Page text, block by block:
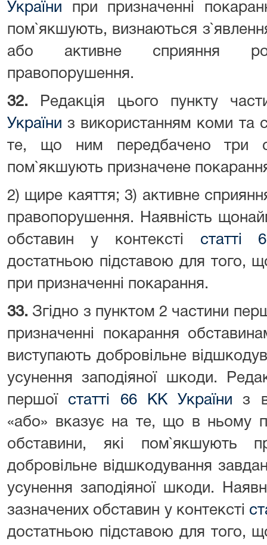
України при призначенні
пом`якшують, визнаються
або активне сприяння
правопорушення.
32.
Редакція цього пункту
України з використанням коми та
те, що ним передбачено три
пом`якшують призначене
2) щире каяття; 3) активне
правопорушення. Наявність
обставин у контексті статті
достатньою підставою для того,
при призначенні покарання.
33. Згідно з пунктом 2 частини
призначенні покарання
виступають добровільне
усунення заподіяної шкоди.
першої статті 66 КК України з
«або» вказує на те, що в ньому
обставини, які пом`якшують
добровільне відшкодування
усунення заподіяної шкоди.
зазначених обставин у контексті
достатньою підставою для того,